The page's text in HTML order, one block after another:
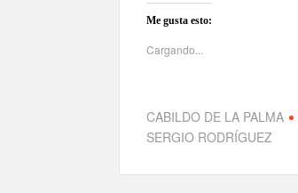
Me gusta esto:
Cargando...
CABILDO DE LA PALMA
SERGIO RODRÍGUEZ